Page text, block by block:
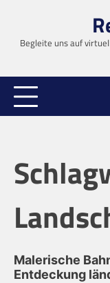
contentBegleite uns auf
Malerische
Entdeckung